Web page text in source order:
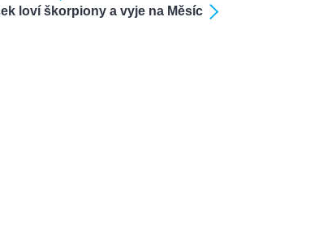
loví škorpiony a vyje na Měsíc